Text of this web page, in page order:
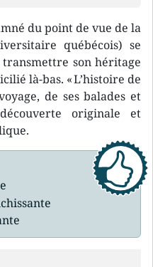
du point de vue de la
québécois) se
son héritage
là-bas. « L’histoire de
de ses balades et
originale et